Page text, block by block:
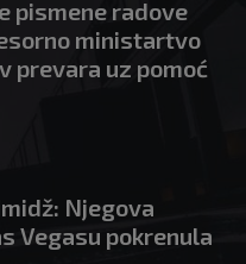
pismene radove
ministartvo
prevara uz pomoć
Njegova
Vegasu pokrenula